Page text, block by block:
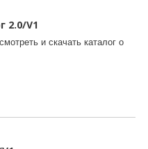
2.0/V1
и скачать каталог о